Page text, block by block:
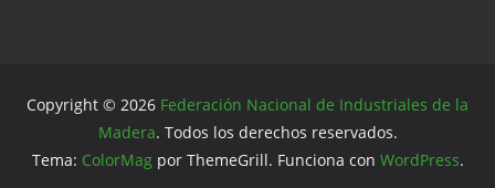
Copyright © 2026 Federación Nacional de Industriales de la
Madera. Todos los derechos reservados.
Tema: ColorMagpor ThemeGrill. Funciona con WordPress.